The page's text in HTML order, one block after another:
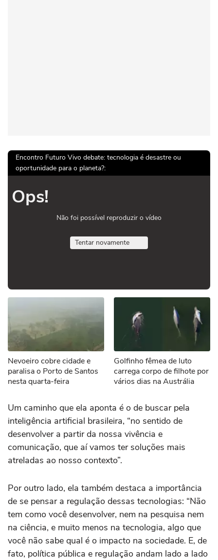
Encontro Futuro Vivo debate: tecnologia é desastre ou
oportunidade para o planeta?:
Ops!
Não foi possível reproduzir o vídeo
Tentar novamente
Nevoeiro cobre cidade e
paralisa o Porto de Santos
nesta quarta-feira
Golfinho fêmea de luto
carrega corpo de filhote por
vários dias na Austrália
Um caminho que ela aponta é o de buscar pela
inteligência artificial brasileira, “no sentido de
desenvolver a partir da nossa vivência e
comunicação, que aí vamos ter soluções mais
atreladas ao nosso contexto”.
Por outro lado, ela também destaca a importância
de se pensar a regulação dessas tecnologias: “Não
tem como você desenvolver, nem na pesquisa nem
na ciência, e muito menos na tecnologia, algo que
você não sabe qual é o impacto na sociedade. E, de
fato, política pública e regulação andam lado a lado